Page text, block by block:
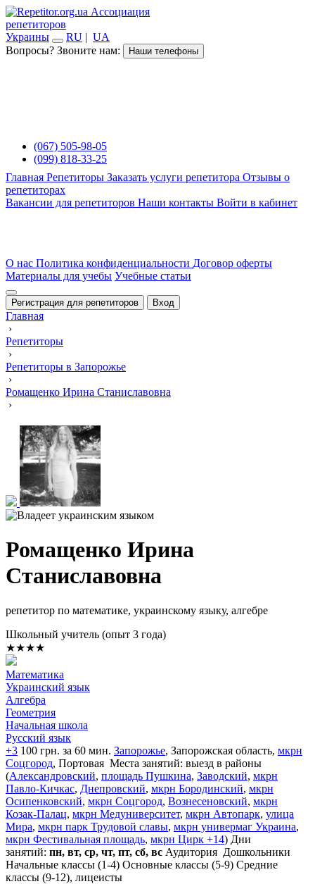
Ассоциация
репетиторов
Украины
RU | UA
Вопросы? Звоните нам:
Наши телефоны
(067) 505-98-05
(099) 818-33-25
Главная Репетиторы Заказать услуги репетитора Отзывы о
репетиторах
Вакансии для репетиторов Наши контакты Войти в кабинет
О нас Политика конфиденциальности Договор оферты
Материалы для учебы Учебные статьи
Регистрация для репетиторов Вход
Главная
›
Репетиторы
›
Репетиторы в Запорожье
›
Ромащенко Ирина Станиславовна
›
Ромащенко Ирина
Станиславовна
репетитор по математике, украинскому языку, алгебре
Школьный учитель (опыт 3 года)
★★★★
Математика
Украинский язык
Алгебра
Геометрия
Начальная школа
Русский язык
+3 100 грн. за 60 мин. Запорожье, Запорожская область, мкрн
Соцгород, Портовая Места занятий: выезд в районы
(Александровский, площадь Пушкина, Заводский, мкрн
Павло-Кичкас, Днепровский, мкрн Бородинский, мкрн
Осипенковский, мкрн Соцгород, Вознесеновский, мкрн
Козак-Палац, мкрн Медуниверситет, мкрн Автопарк, улица
Мира, мкрн парк Трудовой славы, мкрн универмаг Украина,
мкрн Фестивальная площадь, мкрн Цирк +14) Дни
занятий: пн, вт, ср, чт, пт, сб, вс Аудитория Дошкольники
Начальные классы (1-4) Основные классы (5-9) Средние
классы (9-12), лицеисты